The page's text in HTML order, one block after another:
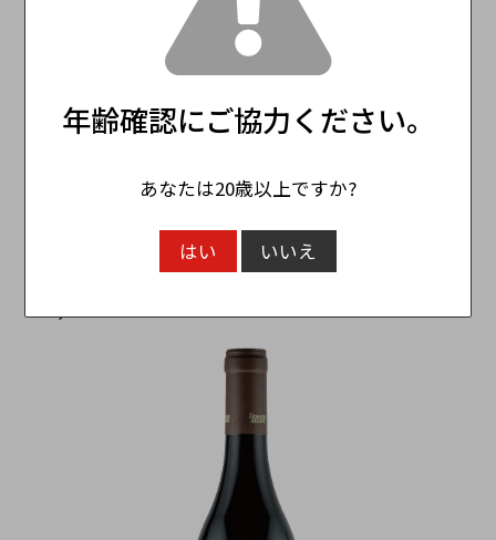
Bruno COLIN Chassagne-Montrachet Vieilles
Vignes Rouge ブルーノ・コラン シャサーニュ・
モンラッシェ ヴィエーユ・ヴィーニュ・ルージュ
年齢確認にご協力ください。
あなたは20歳以上ですか?
はい いいえ